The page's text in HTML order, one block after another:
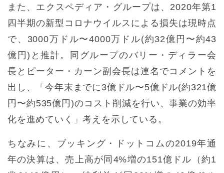
また、エクスペディア・グループは、2020年第1
四半期の新型コロナウイルスによる損失は現時点
で、3000万ドル〜4000万ドル(約32億円〜約43
億円)と推計。同グループのバリー・ディラー会
長とピーター・カーン副会長は連名でコメントを
出し、「今年末までに3億ドル〜5億ドル(約321億
円〜約535億円)のコスト削減を行い、事業の効率
化を進めていく」考えを示している。
ちなみに、ブッキング・ドットコムの2019年通
年の決算は、売上高が同4%増の151億ドル（約1